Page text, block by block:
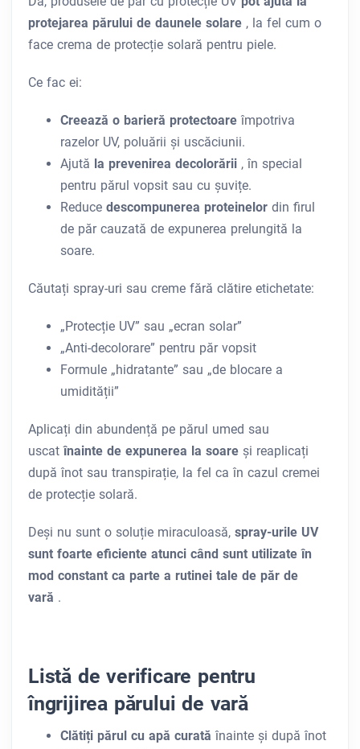
protejarea părului de daunele solare , la fel cum o
face crema de protecție solară pentru piele.
Ce fac ei:
Creează o barieră protectoare împotriva
razelor UV, poluării și uscăciunii.
Ajută la prevenirea decolorării , în special
pentru părul vopsit sau cu șuvițe.
Reduce descompunerea proteinelor din firul
de păr cauzată de expunerea prelungită la
soare.
Căutați spray-uri sau creme fără clătire etichetate:
„Protecție UV” sau „ecran solar”
„Anti-decolorare” pentru păr vopsit
Formule „hidratante” sau „de blocare a
umidității”
Aplicați din abundență pe părul umed sau
uscatînainte de expunerea la soare și reaplicați
după înot sau transpirație, la fel ca în cazul cremei
de protecție solară.
Deși nu sunt o soluție miraculoasă, spray-urile UV
sunt foarte eficiente atunci când sunt utilizate în
mod constant ca parte a rutinei tale de păr de
vară .
Listă de verificare pentru
îngrijirea părului de vară
Clătiți părul cu apă curată înainte și după înot